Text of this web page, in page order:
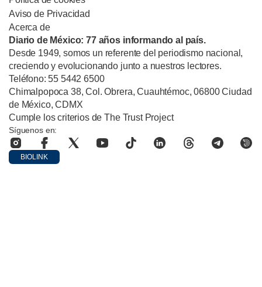
Aviso de Privacidad
Acerca de
Diario de México: 77 años informando al país.
Desde 1949, somos un referente del periodismo nacional,
creciendo y evolucionando junto a nuestros lectores.
Teléfono: 55 5442 6500
Chimalpopoca 38, Col. Obrera, Cuauhtémoc, 06800 Ciudad
de México, CDMX
Cumple los criterios de The Trust Project
Síguenos en:
BIOLINK